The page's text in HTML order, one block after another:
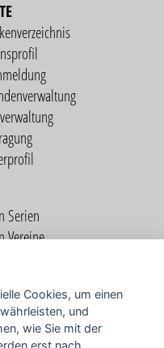
Serien
Vereine
Cookies, um einen
und
wie Sie mit der